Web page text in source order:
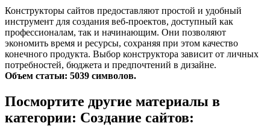
Конструкторы сайтов предоставляют простой и удобный
инструмент для создания веб-проектов, доступный как
профессионалам, так и начинающим. Они позволяют
экономить время и ресурсы, сохраняя при этом качество
конечного продукта. Выбор конструктора зависит от личных
потребностей, бюджета и предпочтений в дизайне.
Объем статьи: 5039 символов.
Посмортите другие материалы в
категории: Создание сайтов: